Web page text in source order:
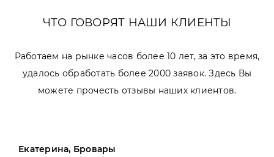
ЧТО ГОВОРЯТ НАШИ КЛИЕНТЫ
Работаем на рынке часов более 10 лет, за это время,
удалось обработать более 2000 заявок. Здесь Вы
можете прочесть отзывы наших клиентов.
Екатерина, Бровары